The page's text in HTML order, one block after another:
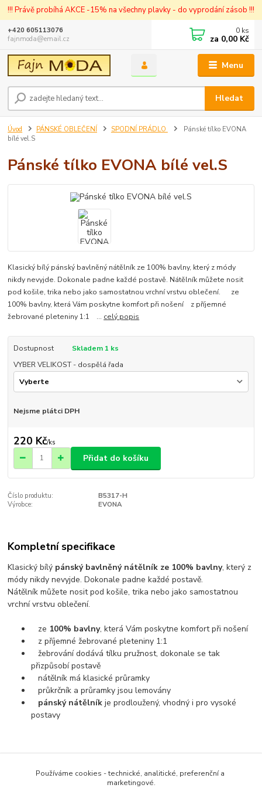
!!! Právě probíhá AKCE -15% na všechny plavky - do vyprodání zásob !!!
Menu
Hledat
+420 605113076
fajnmoda@email.cz
0 ks
za 0,00 Kč
Úvod PÁNSKÉ OBLEČENÍ SPODNÍ PRÁDLO
Pánské tílko EVONA
bílé vel.S
Pánské tílko EVONA bílé vel.S
Klasický bílý pánský bavlněný nátělník ze 100% bavlny, který z módy
nikdy nevyjde. Dokonale padne každé postavě. Nátělník můžete nosit
pod košile, trika nebo jako samostatnou vrchní vrstvu oblečení. ze
100% bavlny, která Vám poskytne komfort při nošení z příjemné
žebrované pleteniny 1:1 ... celý popis
Dostupnost
Skladem 1 ks
VYBER VELIKOST - dospělá řada
Nejsme plátci DPH
220 Kč/ks
Přidat do košíku
Číslo produktu:
B5317-H
Výrobce:
EVONA
Kompletní specifikace
Klasický bílý pánský bavlněný nátělník ze 100% bavlny, který z
módy nikdy nevyjde. Dokonale padne každé postavě.
Nátělník můžete nosit pod košile, trika nebo jako samostatnou
vrchní vrstvu oblečení.
ze 100% bavlny, která Vám poskytne komfort při nošení
z příjemné žebrované pleteniny 1:1
žebrování dodává tílku pružnost, dokonale se tak
přizpůsobí postavě
nátělník má klasické průramky
průkrčník a průramky jsou lemovány
pánský nátělník je prodloužený, vhodný i pro vysoké
postavy
PÁNSKÉ OBLEČENÍ
Používáme cookies - technické, analitické, preferenční a
marketingové.